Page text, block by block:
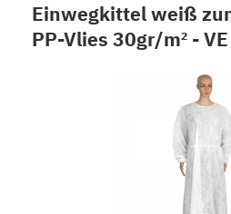
Einwegkittel weiß
PP-Vlies 30gr/m² -